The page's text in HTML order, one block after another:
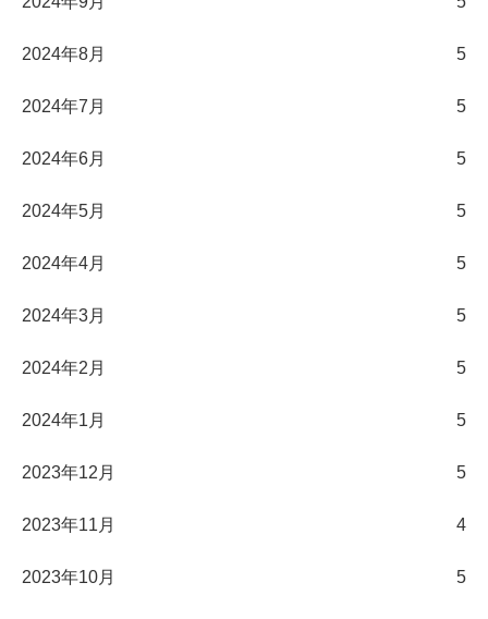
2024年8月 5
2024年7月 5
2024年6月 5
2024年5月 5
2024年4月 5
2024年3月 5
2024年2月 5
2024年1月 5
2023年12月 5
2023年11月 4
2023年10月 5